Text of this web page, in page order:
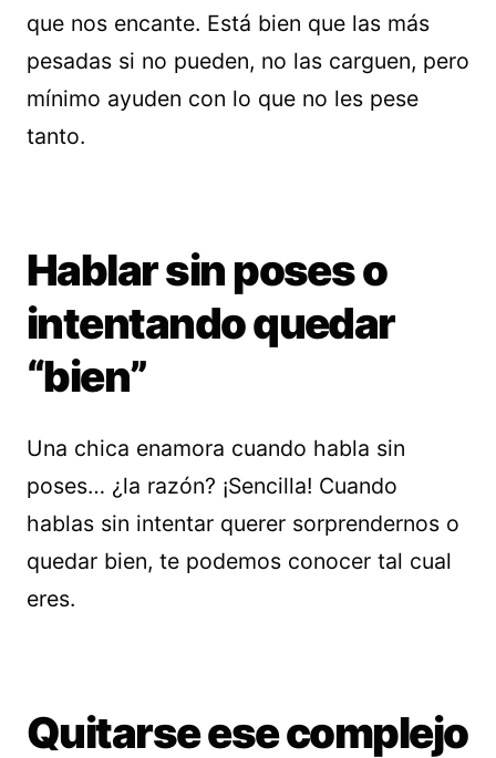
que nos encante. Está bien que las más
pesadas si no pueden, no las carguen, pero
mínimo ayuden con lo que no les pese
tanto.
Hablar sin poses o
intentando quedar
“bien”
Una chica enamora cuando habla sin
poses… ¿la razón? ¡Sencilla! Cuando
hablas sin intentar querer sorprendernos o
quedar bien, te podemos conocer tal cual
eres.
Quitarse ese complejo